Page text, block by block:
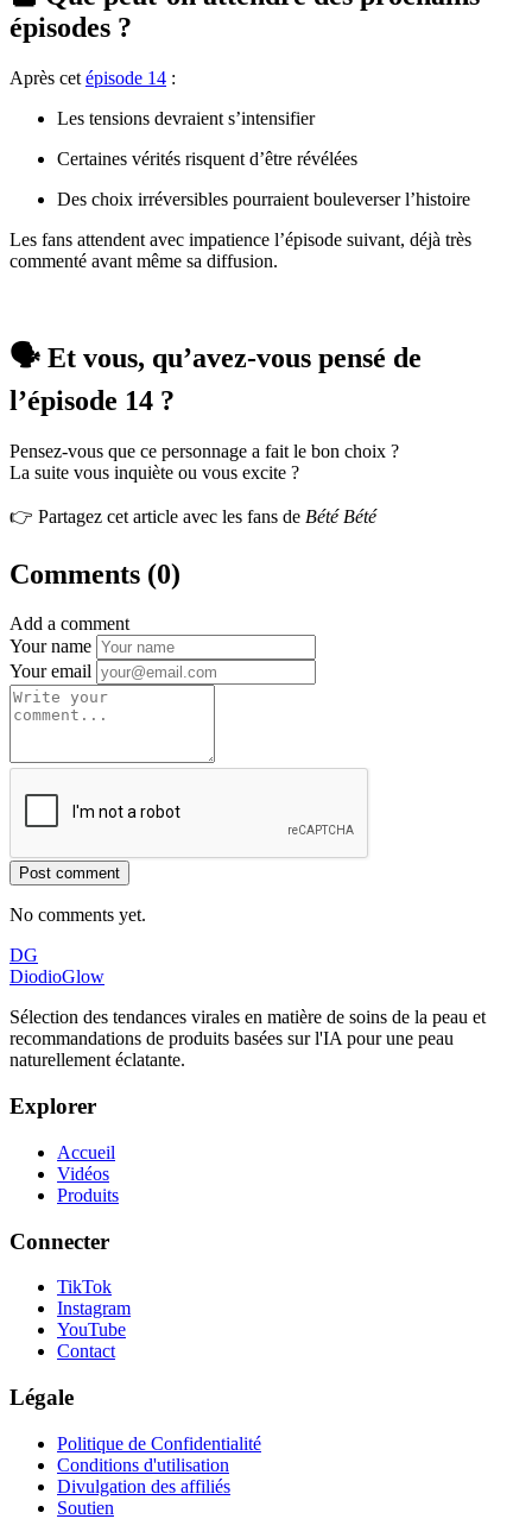
épisodes ?
Après cet épisode 14 :
Les tensions devraient s’intensifier
Certaines vérités risquent d’être révélées
Des choix irréversibles pourraient bouleverser l’histoire
Les fans attendent avec impatience l’épisode suivant, déjà très
commenté avant même sa diffusion.
🗣️ Et vous, qu’avez-vous pensé de
l’épisode 14 ?
Pensez-vous que ce personnage a fait le bon choix ?
La suite vous inquiète ou vous excite ?
👉 Partagez cet article avec les fans de Bété Bété
Comments (0)
Add a comment
Your name
Your email
Post comment
No comments yet.
DG
DiodioGlow
Sélection des tendances virales en matière de soins de la peau et
recommandations de produits basées sur l'IA pour une peau
naturellement éclatante.
Explorer
Accueil
Vidéos
Produits
Connecter
TikTok
Instagram
YouTube
Contact
Légale
Politique de Confidentialité
Conditions d'utilisation
Divulgation des affiliés
Soutien